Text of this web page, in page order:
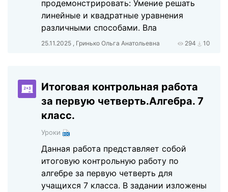
продемонстрировать: Умение решать
линейные и квадратные уравнения
различными способами. Вла
25.11.2025 , Гринько Ольга Анатольевна 294 10
Итоговая контрольная работа
за первую четверть.Алгебра. 7
класс.
Уроки
Данная работа представляет собой
итоговую контрольную работу по
алгебре за первую четверть для
учащихся 7 класса. В задании изложены